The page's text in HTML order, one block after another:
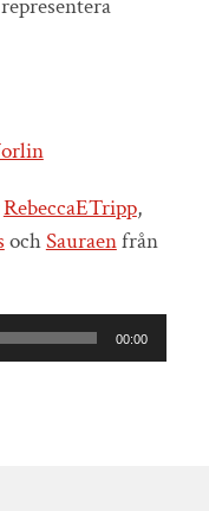
RebeccaETripp,
ochSauraenfrån
00:00